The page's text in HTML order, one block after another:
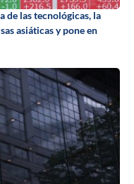
de las tecnológicas, la
asiáticas y pone en